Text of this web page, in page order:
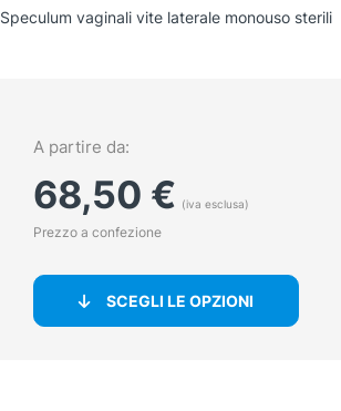
Speculum vaginali vite laterale monouso sterili
A partire da:
68,50 € (iva esclusa)
Prezzo a confezione
SCEGLI LE OPZIONI